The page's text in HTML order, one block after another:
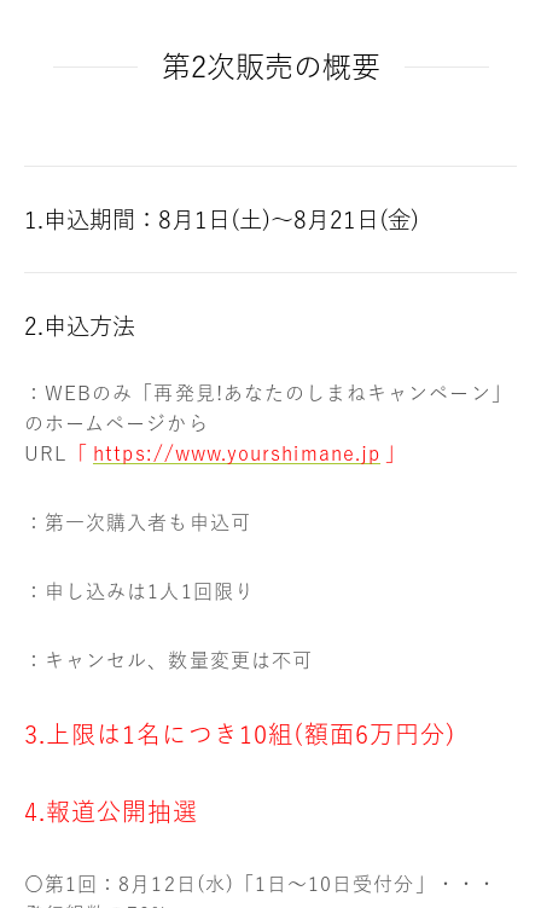
第2次販売の概要
1. 申込期間：8月1日(土)～8月21日(金)
2. 申込方法
：WEBのみ「再発見!あなたのしまねキャンペーン」
のホームページから
URL
https://www.yourshimane.jp
：第一次購入者も申込可
：申し込みは1人1回限り
：キャンセル、数量変更は不可
3.上限は1名につき10組(額面6万円分)
4.報道公開抽選
〇第1回：8月12日(水)「1日～10日受付分」・・・